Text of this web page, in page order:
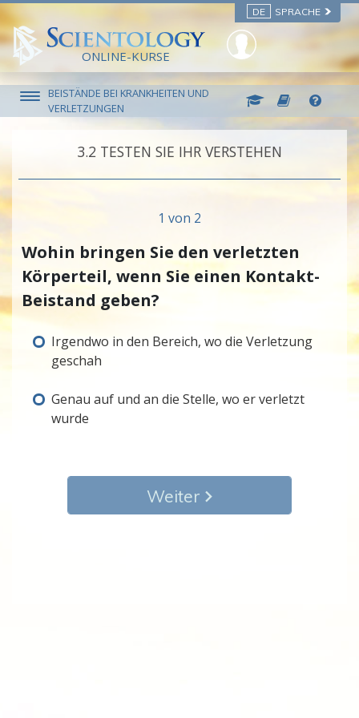
DE SPRACHE
ONLINE-KURSE
BEISTÄNDE BEI KRANKHEITEN UND
VERLETZUNGEN
3.‎2 TESTEN SIE IHR VERSTEHEN
1 von 2
Wohin bringen Sie den verletzten
Körperteil, wenn Sie einen Kontakt-
Beistand geben?
Irgendwo in den Bereich, wo die Verletzung
geschah
Genau auf und an die Stelle, wo er verletzt
wurde
Weiter